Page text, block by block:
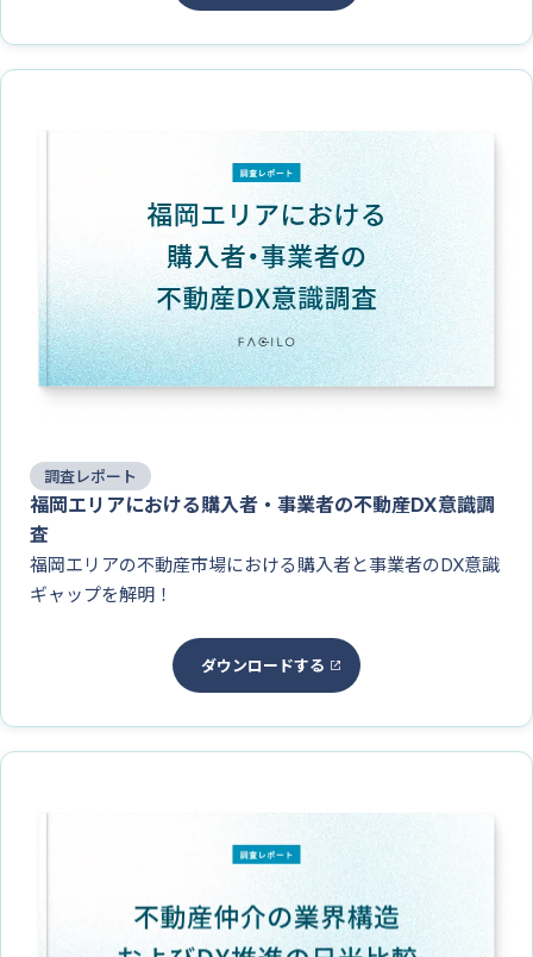
調査レポート
福岡エリアにおける購入者・事業者の不動産DX意識調
査
福岡エリアの不動産市場における購入者と事業者のDX意識
ギャップを解明！
ダウンロードする